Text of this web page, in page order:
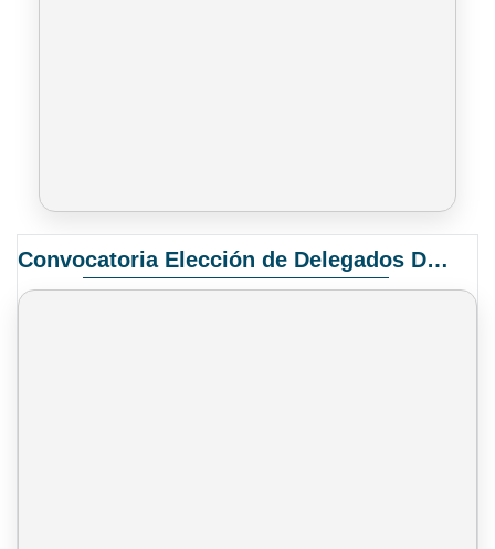
Convocatoria Elección de Delegados Docentes para el XIV Congreso Nacional de Universidades